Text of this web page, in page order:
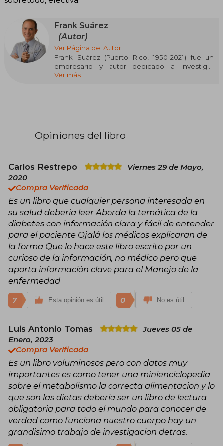
Frank Suárez
(Autor)
Ver Página del Autor
Frank Suárez (Puerto Rico, 1950-2021) fue un
empresario y autor dedicado a investigar
activamente sobre el metabolismo y las
aspectos relacionados con la salud,
prácticas para millones de personas en su
camino hacia una vida más saludable. Entre
ellos destacan El Poder del Metabolismo (2013),
Recetas. El Poder del Metabolismo (2017) y
Metabolismo Ultra Poderoso (2018), obras que
ofrecen consejos accesibles y efectivos para
mejorar la salud metabólica. Su legado continúa
inspirando a quienes buscan soluciones reales y
sostenibles para transformar su bienestar.
Ver más
Opiniones del libro
Carlos Restrepo
Viernes 29 de Mayo,
2020
Compra Verificada
Es un libro que cualquier persona interesada en
su salud debería leer Aborda la temática de la
diabetes con información clara y fácil de entender
para el paciente Ojalá los médicos explicaran de
la forma Que lo hace este libro escrito por un
curioso de la información, no médico pero que
aporta información clave para el Manejo de la
enfermedad
7 Esta opinión es útil 0 No es útil
Luis Antonio Tomas
Jueves 05 de
Enero, 2023
Compra Verificada
Es un libro voluminosos pero con datos muy
importantes es como tener una minienciclopedia
sobre el metabolismo la correcta alimentacion y lo
que son las dietas deberia ser un libro de lectura
obligatoria para todo el mundo para conocer de
verdad como funciona nuestro cuerpo hay un
grandisimo trabajo de investigacion detras.